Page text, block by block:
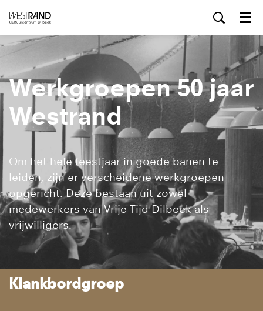
Menu
Werkgroepen 50 jaar
Westrand
Om het hele feestjaar in goede banen te
leiden, zijn er verscheidene werkgroepen
opgericht. Deze bestaan uit zowel
medewerkers van Vrije Tijd Dilbeek als
vrijwilligers.
Klankbordgroep